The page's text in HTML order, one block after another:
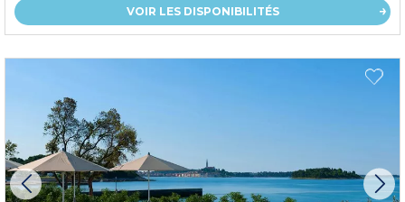
VOIR LES DISPONIBILITÉS